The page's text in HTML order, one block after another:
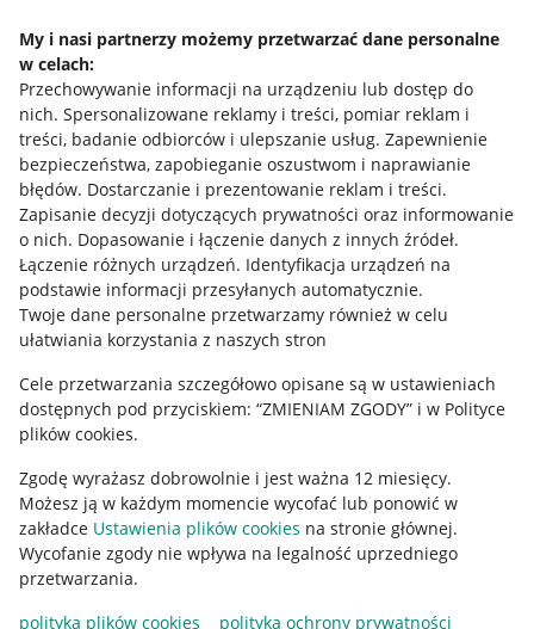
My i nasi partnerzy możemy przetwarzać dane personalne
w celach:
Przechowywanie informacji na urządzeniu lub dostęp do
nich. Spersonalizowane reklamy i treści, pomiar reklam i
treści, badanie odbiorców i ulepszanie usług. Zapewnienie
bezpieczeństwa, zapobieganie oszustwom i naprawianie
błędów. Dostarczanie i prezentowanie reklam i treści.
Zapisanie decyzji dotyczących prywatności oraz informowanie
o nich. Dopasowanie i łączenie danych z innych źródeł.
Łączenie różnych urządzeń. Identyfikacja urządzeń na
podstawie informacji przesyłanych automatycznie.
Twoje dane personalne przetwarzamy również w celu
ułatwiania korzystania z naszych stron
Cele przetwarzania szczegółowo opisane są w ustawieniach
dostępnych pod przyciskiem: “ZMIENIAM ZGODY” i w Polityce
plików cookies.
Zgodę wyrażasz dobrowolnie i jest ważna 12 miesięcy.
Możesz ją w każdym momencie wycofać lub ponowić w
zakładce Ustawienia plików cookies na stronie głównej.
Wycofanie zgody nie wpływa na legalność uprzedniego
przetwarzania.
polityka plików cookies
polityka ochrony prywatności
Allegro Gadane dla sprzedających
Allegro Gadane dla kupujących
Mapa miejscowości
Informacje prawne
Regulamin
Polityka plików "cookies"
Ustawienia plików "cookies"
Udostępnianie lokalizacji
Informacje dla Aktu o Usługach Cyfrowych
Pobierz aplikację